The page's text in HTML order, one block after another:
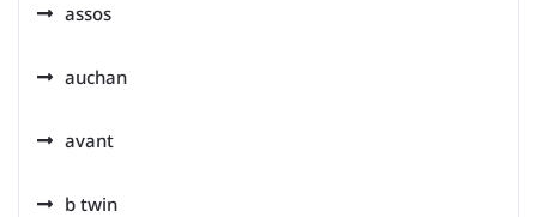
assos
auchan
avant
b twin